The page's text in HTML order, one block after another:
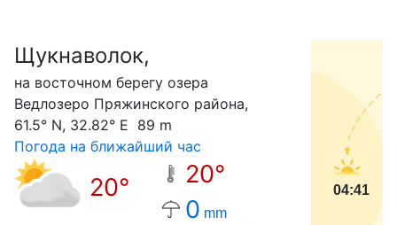
Щукнаволок,
на восточном берегу озера
Ведлозеро Пряжинского района,
61.5° N, 32.82° E 89 m
Погода на ближайший час
20°
20°
0 mm
04:41